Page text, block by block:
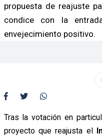
propuesta de reajuste
condice con la
envejecimiento positivo.
Tras la votación en
proyecto que reajusta el